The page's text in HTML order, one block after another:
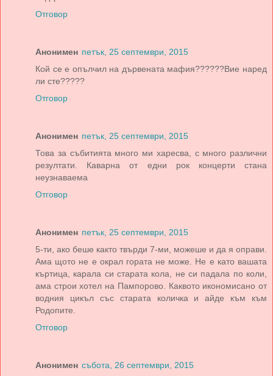
Отговор
Анонимен петък, 25 септември, 2015
Кой се е опълчил на дървената мафия??????Вие наред
ли сте?????
Отговор
Анонимен петък, 25 септември, 2015
Това за събитията много ми харесва, с много различни
резултати. Каварна от едни рок концерти стана
неузнаваема
Отговор
Анонимен петък, 25 септември, 2015
5-ти, ако беше както твърди 7-ми, можеше и да я оправи.
Ама щото не е окрал гората не може. Не е като вашата
къртица, карала си старата кола, не си падала по коли,
ама строи хотел на Пампорово. Каквото икономисано от
водния цикъл със старата количка и айде към към
Родопите.
Отговор
Анонимен събота, 26 септември, 2015